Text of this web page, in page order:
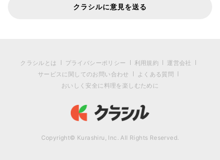
クラシルに意見を送る
クラシルとは プライバシーポリシー 利用規約
運営会社
サービスに関してのお問い合わせ
よくある質問
おいしく安全に料理を楽しむために
Copyright© Kurashiru, Inc. All Rights Reserved.